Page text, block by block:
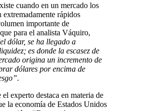
cuando en un mercado los
extremadamente rápidos
importante de
para el analista Váquiro,
dólar, se ha llegado a
es donde la escasez de
origina un incremento de
dólares por encima de
.
experto destaca en materia de
la economía de Estados Unidos